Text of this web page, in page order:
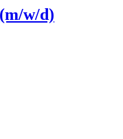
w/d)